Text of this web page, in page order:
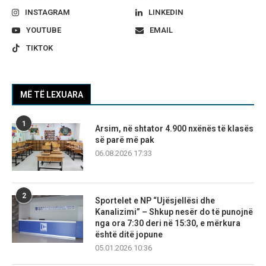
INSTAGRAM
LINKEDIN
YOUTUBE
EMAIL
TIKTOK
MË TË LEXUARA
1
Arsim, në shtator 4.900 nxënës të klasës
së parë më pak
06.08.2026 17:33
2
Sportelet e NP “Ujësjellësi dhe
Kanalizimi” – Shkup nesër do të punojnë
nga ora 7:30 deri në 15:30, e mërkura
është ditë jopune
05.01.2026 10:36